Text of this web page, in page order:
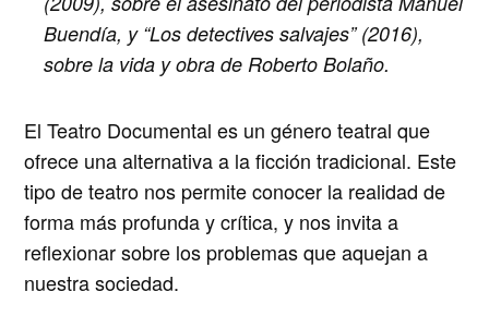
Buendía, y “Los detectives salvajes” (2016),
sobre la vida y obra de Roberto Bolaño.
El Teatro Documental es un género teatral que
ofrece una alternativa a la ficción tradicional. Este
tipo de teatro nos permite conocer la realidad de
forma más profunda y crítica, y nos invita a
reflexionar sobre los problemas que aquejan a
nuestra sociedad.